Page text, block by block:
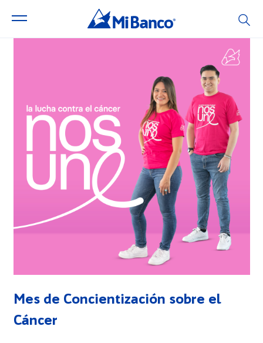
Mes de Concientización sobre el
Cáncer